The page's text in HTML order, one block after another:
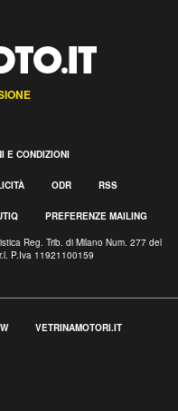
E CONDIZIONI
ODR RSS
PREFERENZE MAILING
Reg. Trib. di Milano Num. 277 del
P.Iva 11921100159
VETRINAMOTORI.IT